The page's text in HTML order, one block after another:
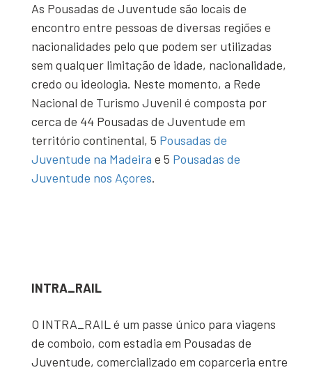
As Pousadas de Juventude são locais de
encontro entre pessoas de diversas regiões e
nacionalidades pelo que podem ser utilizadas
sem qualquer limitação de idade, nacionalidade,
credo ou ideologia. Neste momento, a Rede
Nacional de Turismo Juvenil é composta por
cerca de 44 Pousadas de Juventude em
território continental, 5 Pousadas de
Juventude na Madeira e 5 Pousadas de
Juventude nos Açores.
INTRA_RAIL
O INTRA_RAIL é um passe único para viagens
de comboio, com estadia em Pousadas de
Juventude, comercializado em coparceria entre